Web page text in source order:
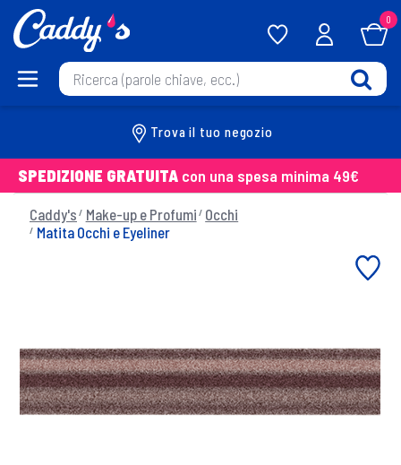
0
Trova il tuo negozio
SPEDIZIONE GRATUITA con una spesa minima 49€
Caddy's Make-up e Profumi Occhi
Matita Occhi e Eyeliner